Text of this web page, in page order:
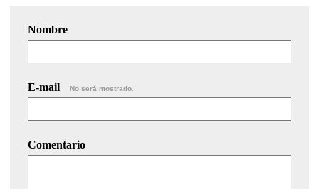
Nombre
E-mail No será mostrado.
Comentario